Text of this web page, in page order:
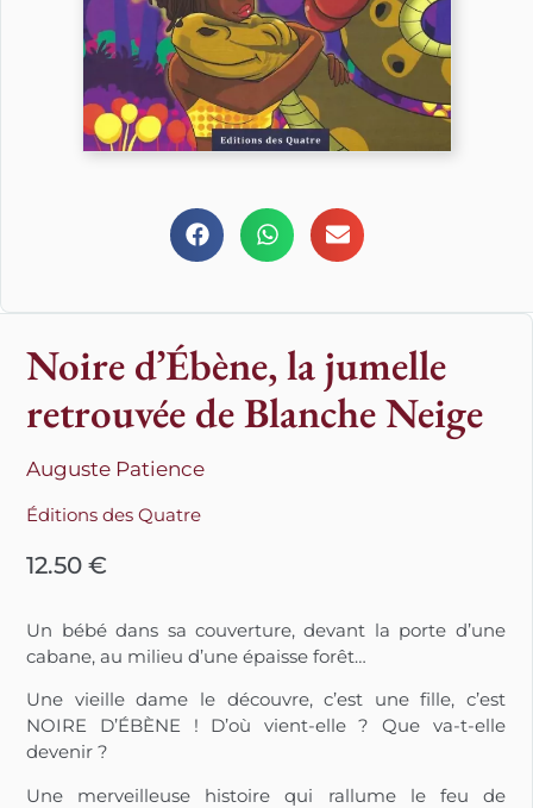
Noire d’Ébène, la jumelle
retrouvée de Blanche Neige
Auguste Patience
Éditions des Quatre
12.50€
Un bébé dans sa couverture, devant la porte d’une
cabane, au milieu d’une épaisse forêt…
Une vieille dame le découvre, c’est une fille, c’est
NOIRE D’ÉBÈNE ! D’où vient-elle ? Que va-t-elle
devenir ?
Une merveilleuse histoire qui rallume le feu de